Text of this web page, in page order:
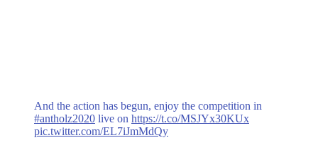
And the action has begun, enjoy the competition in
#antholz2020 live on https://t.co/MSJYx30KUx
pic.twitter.com/EL7iJmMdQy